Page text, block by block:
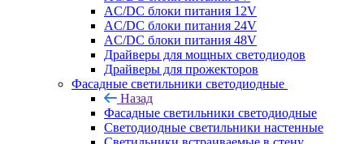
AC/DC блоки питания 12V
AC/DC блоки питания 24V
AC/DC блоки питания 48V
Драйверы для мощных светодиодов
Драйверы для прожекторов
Фасадные светильники светодиодные
Назад
Фасадные светильники светодиодные
Светодиодные светильники настенные